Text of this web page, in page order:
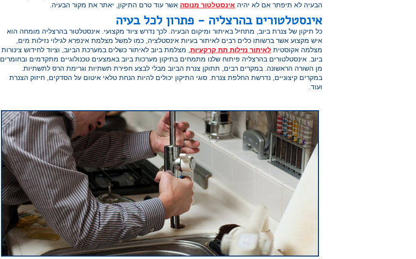
הבעיה לא תיפתר אם לא יהיה אינסטלטור מנוסה אשר עוד טרם התיקון, יאתר את מקור הבעיה.
אינסטלטורים בהרצליה - פתרון לכל בעיה
כל תיקון של צנרת ביוב, מתחיל באיתור ומיקום הבעיה. לכך נדרש ציוד מקצועי. אינסטלטור בהרצליה מומחה הוא
איש מקצוע אשר ברשותו כלים רבים לאיתור בעיות אינסטלציה, כמו למשל מצלמת אינפרא לגילוי נזילות מים,
מצלמה אקוסטית לאיתור נזילות תת קרקעיות , מצלמת ביוב לאיתור כשלים במערכת הביוב, וציוד לחידוש צינורות
ביוב. אינסטלטורים בהרצליה פיתוח שלנו מתמחים בתיקון מערכות ביוב באמצעים טכנולוגיים מתקדמים ובחומרים
מן השורה הראשונה. במקרים רבים, תתוקן צנרת הביוב מבלי לבצע חפירת תשתיות וגרימת הרס לתשתיות.
במקרים קיצוניים, נדרשת החלפת צנרת. סוגי התיקון יכולים להיות הנחת טלאי איטום על הסדקים, חיזוק הצנרת
ועוד.